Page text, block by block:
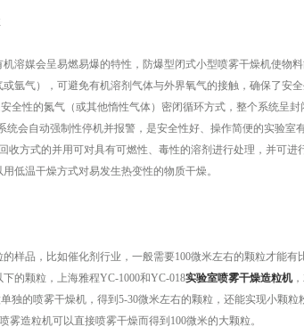
溶媒会呈易燃易爆的特性，防爆型闭式小型喷雾干燥机使物
氩气），可避免有机溶剂气体与外界氧气的接触，确保了安
全性的氮气（或其他惰性气体）密闭循环方式，整个系统呈封
会自动强制性停机并报警，是安全性好、操作简便的实验室
收方式的并用可对具有可燃性、毒性的溶剂进行处理，并可进
低温干燥方式对易发生热变性的物质干燥。
样品，比如催化剂行业，一般需要100微米左右的颗粒才能有
的颗粒，上海雅程YC-1000和YC-018实验室喷雾干燥造粒机
独的喷雾干燥机，得到5-30微米左右的颗粒，还能实现小颗粒
雾造粒机可以直接喷雾干燥而得到100微米的大颗粒。